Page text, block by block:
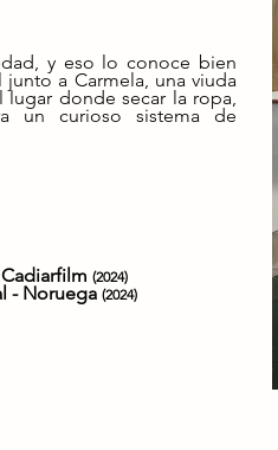
y eso lo conoce bien
a Carmela, una viuda
lugar donde secar la ropa,
un curioso sistema de
(2024)
- Noruega (2024)